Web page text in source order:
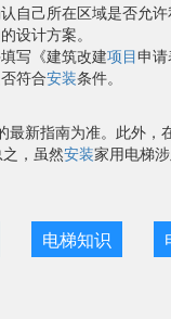
自己所在区域是否允
设计方案。
写《建筑改建项目申请
符合安装条件。
新指南为准。此外
，虽然安装家用电梯
电梯知识